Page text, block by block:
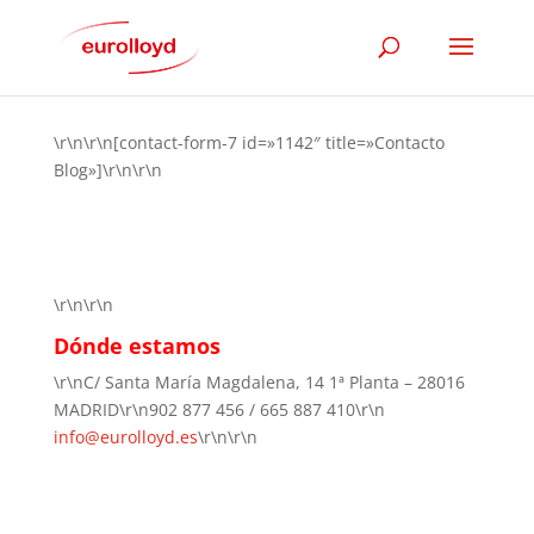
\r\n\r\n[contact-form-7 id=»1142″ title=»Contacto
Blog»]\r\n\r\n
\r\n\r\n
Dónde estamos
\r\nC/ Santa María Magdalena, 14 1ª Planta – 28016
MADRID\r\n902 877 456 / 665 887 410\r\n
info@eurolloyd.es\r\n\r\n